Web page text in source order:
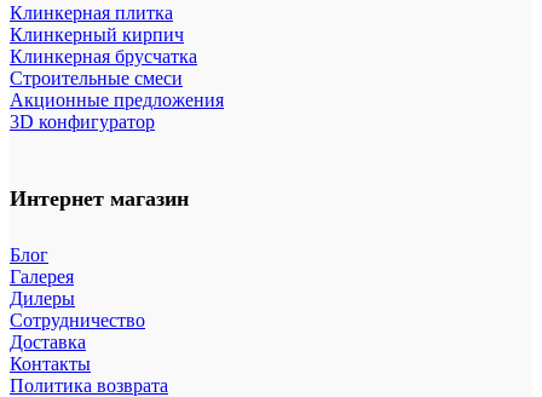
Клинкерная плитка
Клинкерный кирпич
Клинкерная брусчатка
Строительные смеси
Акционные предложения
3D конфигуратор
Интернет магазин
Блог
Галерея
Дилеры
Сотрудничество
Доставка
Контакты
Политика возврата